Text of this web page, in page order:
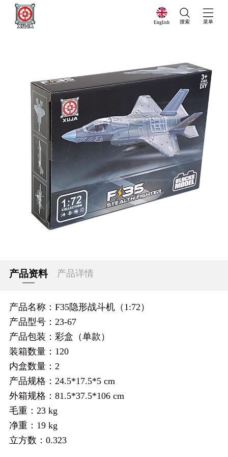
English 搜索 菜单
产品资料 产品详情
产品名称：F35隐形战斗机（1:72）
产品型号：23-67
产品包装：彩盒（单款）
装箱数量：120
内盒数量：2
产品规格：24.5*17.5*5 cm
外箱规格：81.5*37.5*106 cm
毛重：23 kg
净重：19 kg
立方数：0.323